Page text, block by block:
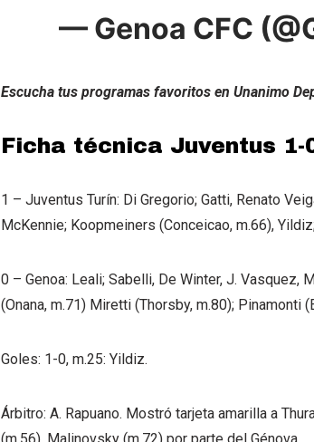
— Genoa CFC
Escucha tus programas favoritos en Unanimo
Ficha técnica Juventus 1-
1 – Juventus Turín: Di Gregorio; Gatti, Renato
McKennie; Koopmeiners (Conceicao, m.66),
0 – Genoa: Leali; Sabelli, De Winter, J. Vasquez,
(Onana, m.71) Miretti (Thorsby, m.80); Pinamonti
Goles: 1-0, m.25: Yildiz.
Árbitro: A. Rapuano. Mostró tarjeta amarilla a